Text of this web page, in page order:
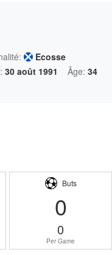
Ecosse
30 août 1991 Âge: 34
Buts
0
0
Per Game